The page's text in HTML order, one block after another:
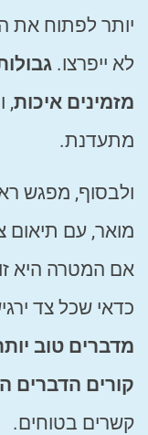
יותר לפתוח את
לא ייפרצו.
מזמינים איכות,
מתעדנת.
ולבסוף, מפגש
מואר, עם תיאום
אם המטרה היא
כדאי שכל צד
מדברים טוב
קורים הדברים
קשרים בטוחים.